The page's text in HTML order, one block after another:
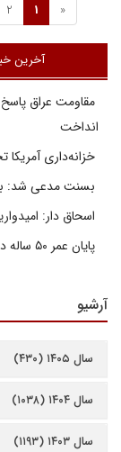
«
1
2
آخرین
مقاومت عراق
انداخت
خزانه‌داری آمریکا
بسنت مدعی شد: به
اسحاق دار:
پایان عمر ۵۰ ساله دلارهای نفتی به دست ایران
آرشیو
سال ۱۴۰۵ (۴۳۰)
سال ۱۴۰۴ (۱۰۳۸)
سال ۱۴۰۳ (۱۱۹۳)